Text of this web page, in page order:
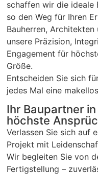
schaffen wir die ideale
so den Weg für Ihren
Bauherren,
unsere Präzision,
Engagement für
Größe.
Entscheiden Sie sich
jedes Mal eine
Ihr Baupartner
höchste
Verlassen Sie sich auf
Projekt mit
Wir begleiten Sie von
Fertigstellung –